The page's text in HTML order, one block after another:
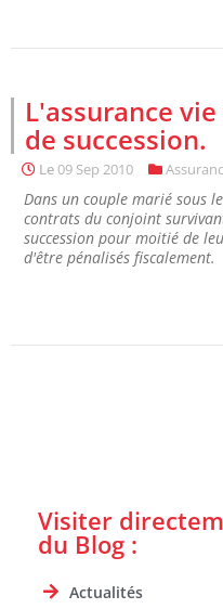
L'assurance
de succession.
Le09 Sep 2010
Dans un couple marié sous
contrats du conjoint
succession pour moitié de
d'être pénalisés fiscalement.
Visiter
du Blog :
Actualités